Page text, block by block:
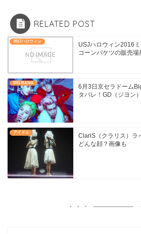
RELATED POST
2017ハロウィン
USJハロウィン2016
コーンバケツの販売
BIG BANG
6月3日京セラドーム
タバレ！GD（ジヨン
アイドル
ClariS（クラリス）ラ
どんな顔？画像も